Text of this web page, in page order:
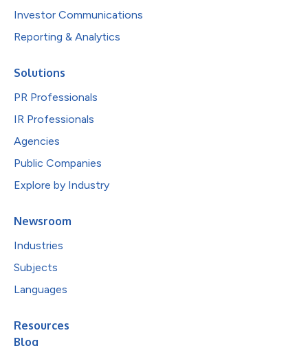
Investor Communications
Reporting & Analytics
Solutions
PR Professionals
IR Professionals
Agencies
Public Companies
Explore by Industry
Newsroom
Industries
Subjects
Languages
Resources
Blog